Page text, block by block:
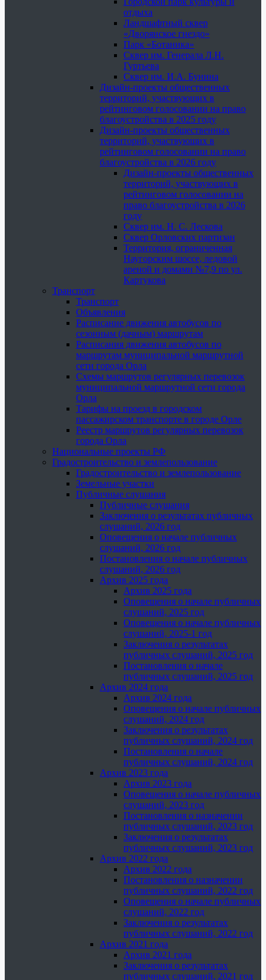
отдыха
Ландшафтный сквер
«Дворянское гнездо»
Парк «Ботаника»
Сквер им. Генерала Л.Н.
Гуртьева
Сквер им. И.А. Бунина
Дизайн-проекты общественных
территорий, участвующих в
рейтинговом голосовании на право
благоустройства в 2025 году
Дизайн-проекты общественных
территорий, участвующих в
рейтинговом голосовании на право
благоустройства в 2026 году
Дизайн-проекты общественных
территорий, участвующих в
рейтинговом голосовании на
право благоустройства в 2026
году
Сквер им. Н. С. Лескова
Сквер Орловских партизан
Территория, ограниченная
Наугорским шоссе, ледовой
ареной и домами №7,9 по ул.
Картукова
Транспорт
Транспорт
Объявления
Расписание движения автобусов по
сезонным (дачным) маршрутам
Расписания движения автобусов по
маршрутам муниципальной маршрутной
сети города Орла
Схемы маршрутов регулярных перевозок
муниципальной маршрутной сети города
Орла
Тарифы на проезд в городском
пассажирском транспорте в городе Орле
Реестр маршрутов регулярных перевозок
города Орла
Национальные проекты РФ
Градостроительство и землепользование
Градостроительство и землепользование
Земельные участки
Публичные слушания
Публичные слушания
Заключения о результатах публичных
слушаний, 2026 год
Оповещения о начале публичных
слушаний, 2026 год
Постановления о начале публичных
слушаний, 2026 год
Архив 2025 года
Архив 2025 года
Оповещения о начале публичных
слушаний, 2025 год
Оповещения о начале публичных
слушаний, 2025-1 год
Заключения о результатах
публичных слушаний, 2025 год
Постановления о начале
публичных слушаний, 2025 год
Архив 2024 года
Архив 2024 года
Оповещения о начале публичных
слушаний, 2024 год
Заключения о результатах
публичных слушаний, 2024 год
Постановления о начале
публичных слушаний, 2024 год
Архив 2023 года
Архив 2023 года
Оповещения о начале публичных
слушаний, 2023 год
Постановления о назначении
публичных слушаний, 2023 год
Заключения о результатах
публичных слушаний, 2023 год
Архив 2022 года
Архив 2022 года
Постановления о назначении
публичных слушаний, 2022 год
Оповещения о начале публичных
слушаний, 2022 год
Заключения о результатах
публичных слушаний, 2022 год
Архив 2021 года
Архив 2021 года
Заключения о результатах
публичных слушаний, 2021 год